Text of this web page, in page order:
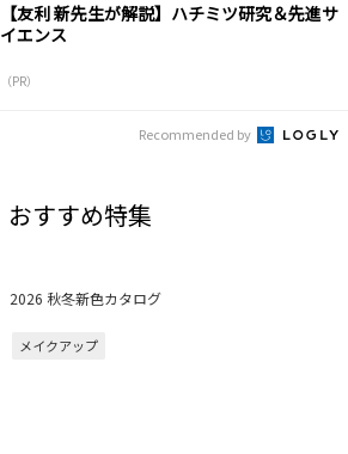
【友利 新先生が解説】ハチミツ研究＆先進サ
イエンス
（PR）
Recommended by
おすすめ特集
2026 秋冬新色カタログ
メイクアップ